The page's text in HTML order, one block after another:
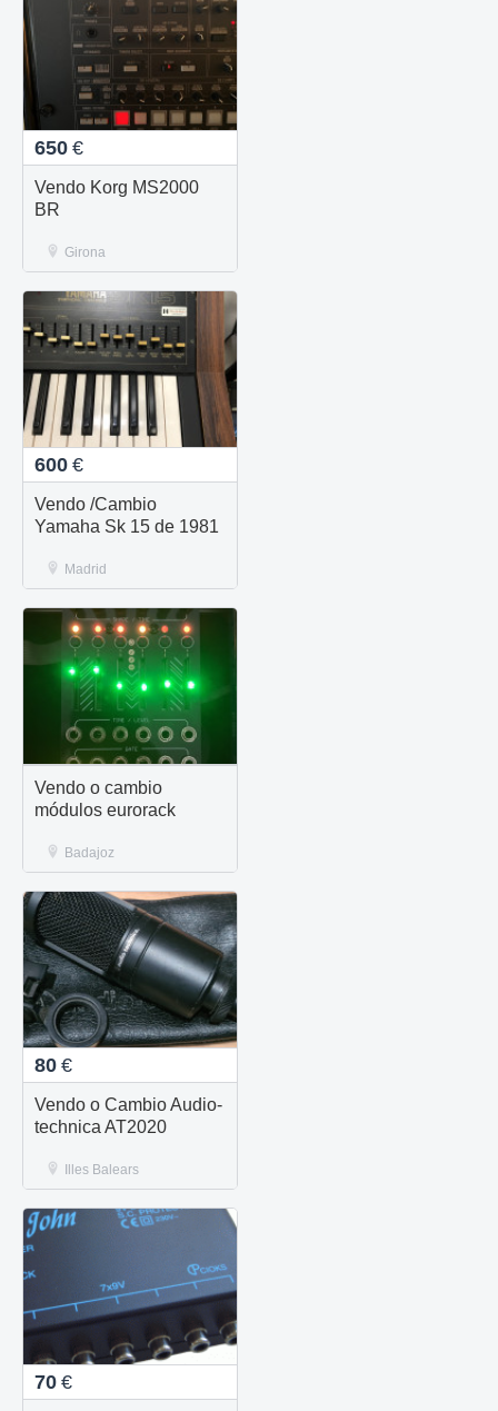
650 €
Vendo Korg MS2000
BR
Girona
600 €
Vendo /Cambio
Yamaha Sk 15 de 1981
Madrid
Vendo o cambio
módulos eurorack
Badajoz
80 €
Vendo o Cambio Audio-
technica AT2020
Illes Balears
70 €